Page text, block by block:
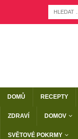
DOMŮ RECEPTY
ZDRAVÍ DOMOV
SVĚTOVÉ POKRMY